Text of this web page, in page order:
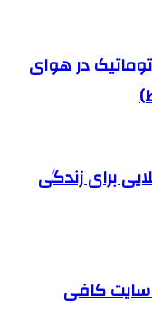
در هوای
برای زندگی
سایت کافی